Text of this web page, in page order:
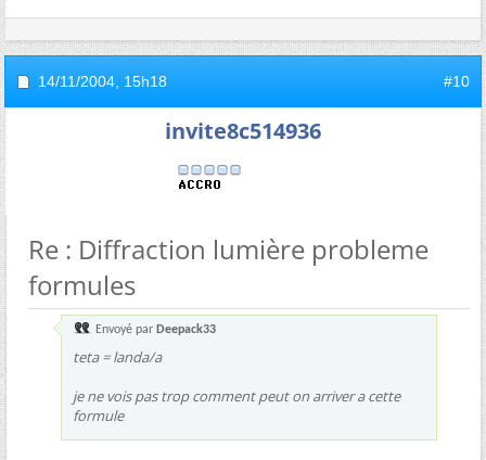
14/11/2004, 15h18 #10
invite8c514936
Re : Diffraction lumière probleme
formules
Envoyé par Deepack33
teta = landa/a
je ne vois pas trop comment peut on arriver a cette
formule